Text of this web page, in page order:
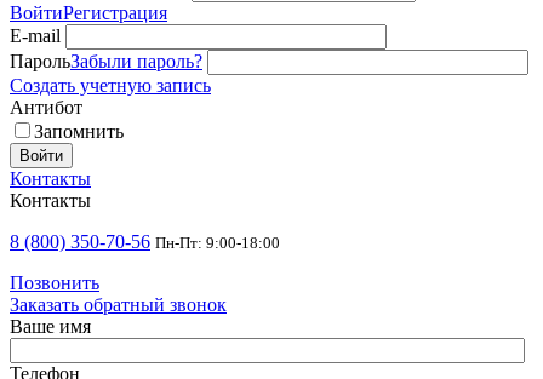
ВойтиРегистрация
E-mail
ПарольЗабыли пароль?
Создать учетную запись
Антибот
Запомнить
Войти
Контакты
Контакты
8 (800) 350-70-56 Пн-Пт: 9:00-18:00
Позвонить
Заказать обратный звонок
Ваше имя
Телефон